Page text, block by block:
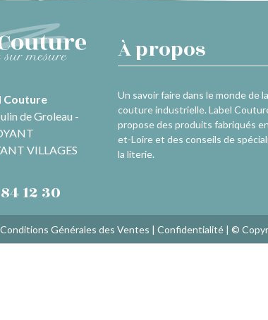
Couture
de Groleau -
VILLAGES
12 30
À propos
Un savoir faire dans le monde de la
couture industrielle. Label
propose des produits fabriqués
et-Loire et des conseils de
la literie.
Conditions Générales des Ventes | Confidentialité| ©